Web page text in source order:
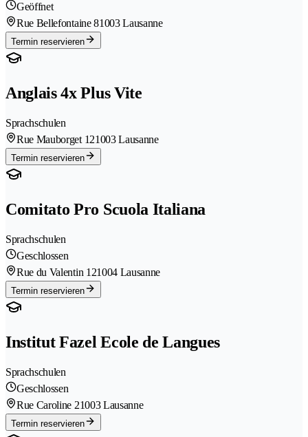
Geöffnet
Rue Bellefontaine 81003 Lausanne
Termin reservieren
Anglais 4x Plus Vite
Sprachschulen
Rue Mauborget 121003 Lausanne
Termin reservieren
Comitato Pro Scuola Italiana
Sprachschulen
Geschlossen
Rue du Valentin 121004 Lausanne
Termin reservieren
Institut Fazel Ecole de Langues
Sprachschulen
Geschlossen
Rue Caroline 21003 Lausanne
Termin reservieren